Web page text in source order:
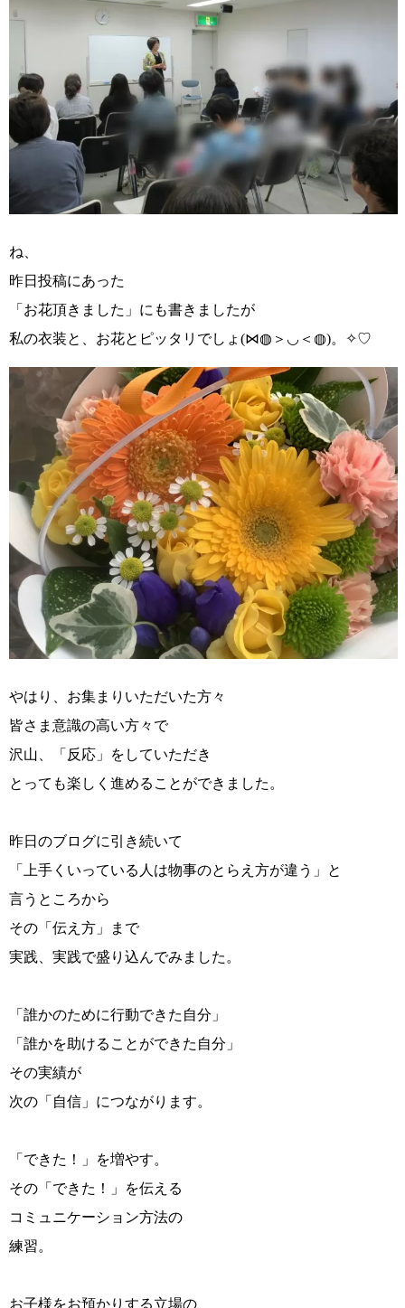
ね、
昨日投稿にあった
「お花頂きました」にも書きましたが
私の衣装と、お花とピッタリでしょ(⋈◍＞◡＜◍)。✧♡
やはり、お集まりいただいた方々
皆さま意識の高い方々で
沢山、「反応」をしていただき
とっても楽しく進めることができました。
昨日のブログに引き続いて
「上手くいっている人は物事のとらえ方が違う」と
言うところから
その「伝え方」まで
実践、実践で盛り込んでみました。
「誰かのために行動できた自分」
「誰かを助けることができた自分」
その実績が
次の「自信」につながります。
「できた！」を増やす。
その「できた！」を伝える
コミュニケーション方法の
練習。
お子様をお預かりする立場の